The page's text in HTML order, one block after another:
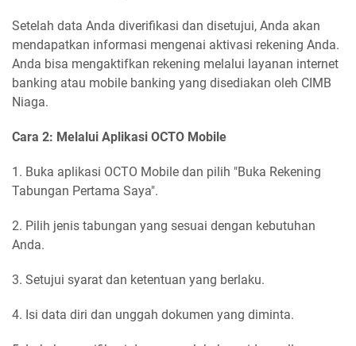
Setelah data Anda diverifikasi dan disetujui, Anda akan
mendapatkan informasi mengenai aktivasi rekening Anda.
Anda bisa mengaktifkan rekening melalui layanan internet
banking atau mobile banking yang disediakan oleh CIMB
Niaga.
Cara 2: Melalui Aplikasi OCTO Mobile
1. Buka aplikasi OCTO Mobile dan pilih "Buka Rekening
Tabungan Pertama Saya".
2. Pilih jenis tabungan yang sesuai dengan kebutuhan
Anda.
3. Setujui syarat dan ketentuan yang berlaku.
4. Isi data diri dan unggah dokumen yang diminta.